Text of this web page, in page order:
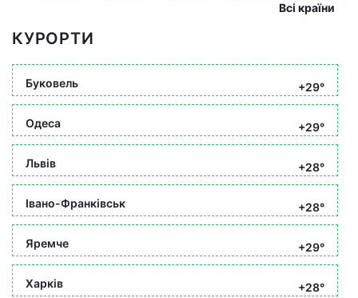
Всі країни
КУРОРТИ
Буковель +29°
Одеса +29°
Львів +28°
Івано-Франківськ +28°
Яремче +29°
Харків
+28°